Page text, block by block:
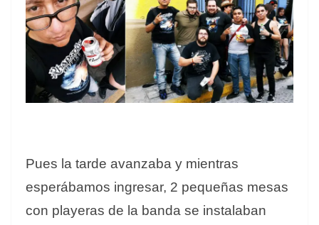
Pues la tarde avanzaba y mientras
esperábamos ingresar, 2 pequeñas mesas
con playeras de la banda se instalaban